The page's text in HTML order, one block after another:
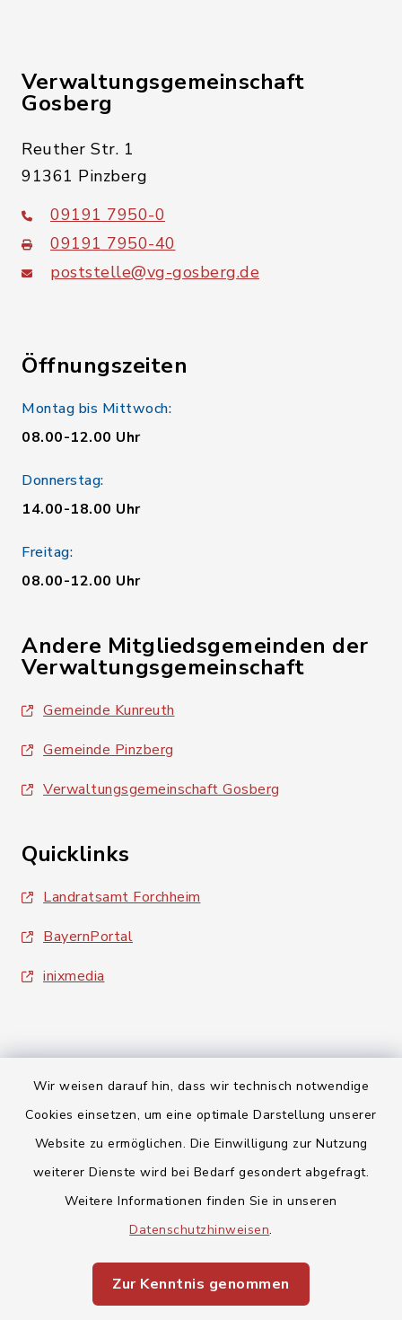
Wir weisen darauf hin, dass wir technisch notwendige
Cookies einsetzen, um eine optimale Darstellung unserer
Website zu ermöglichen. Die Einwilligung zur Nutzung
weiterer Dienste wird bei Bedarf gesondert abgefragt.
Weitere Informationen finden Sie in unseren
Datenschutzhinweisen.
Zur Kenntnis genommen
Verwaltungsgemeinschaft
Gosberg
Reuther Str. 1
91361 Pinzberg
09191 7950-0
09191 7950-40
poststelle@vg-gosberg.de
Öffnungszeiten
Montag bis Mittwoch:
08.00-12.00 Uhr
Donnerstag:
14.00-18.00 Uhr
Freitag:
08.00-12.00 Uhr
Andere Mitgliedsgemeinden der
Verwaltungsgemeinschaft
Gemeinde Kunreuth
Gemeinde Pinzberg
Verwaltungsgemeinschaft Gosberg
Quicklinks
Landratsamt Forchheim
BayernPortal
inixmedia
Kontakt
Barrierefreiheit
Datenschutz
Sitemap